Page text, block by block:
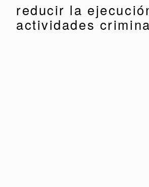
reducir la
actividades